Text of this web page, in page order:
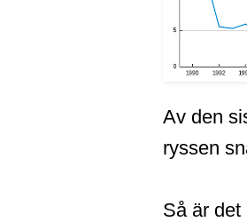
Av den
ryssen
Så är det